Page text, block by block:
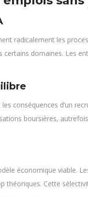
radicalement les
domaines. Les
conséquences d’un
boursières,
économique viable.
Cette